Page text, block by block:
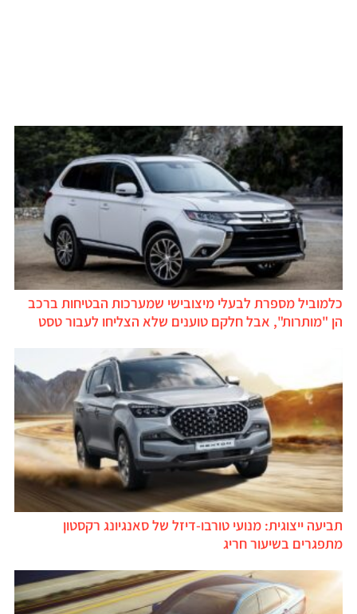
כלמוביל מספרת לבעלי מיצובישי שמערכות הבטיחות ברכב
הן "מותרות", אבל חלקם טוענים שלא הצליחו לעבור טסט
תביעה ייצוגית: מנועי טורבו-דיזל של סאנגיונג רקסטון
מתפגרים בשיעור חריג